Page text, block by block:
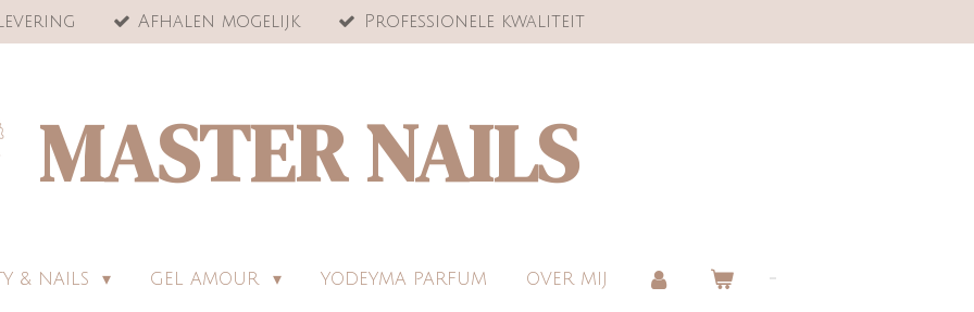
Afhalen mogelijk Professionele kwaliteit
MASTER NAILS
& NAILS GEL AMOUR YODEYMA PARFUM OVER MIJ